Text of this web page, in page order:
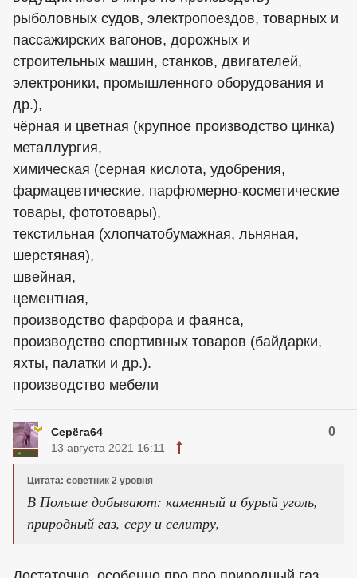
рыболовных судов, электропоездов, товарных и
пассажирских вагонов, дорожных и
строительных машин, станков, двигателей,
электроники, промышленного оборудования и
др.),
чёрная и цветная (крупное производство цинка)
металлургия,
химическая (серная кислота, удобрения,
фармацевтические, парфюмерно-косметические
товары, фототовары),
текстильная (хлопчатобумажная, льняная,
шерстяная),
швейная,
цементная,
производство фарфора и фаянса,
производство спортивных товаров (байдарки,
яхты, палатки и др.).
производство мебели
Серёга64 0
13 августа 2021 16:11
Цитата: советник 2 уровня
В Польше добывают: каменный и бурый уголь,
природный газ, серу и селитру,